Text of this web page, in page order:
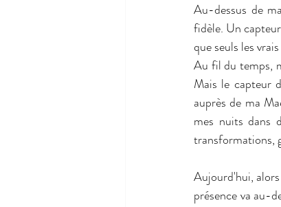
Au-dessus de
fidèle. Un
que seuls les
Au fil du temps,
Mais le capteur
auprès de ma
mes nuits dans
transformations,
Aujourd'hui,
présence va au-